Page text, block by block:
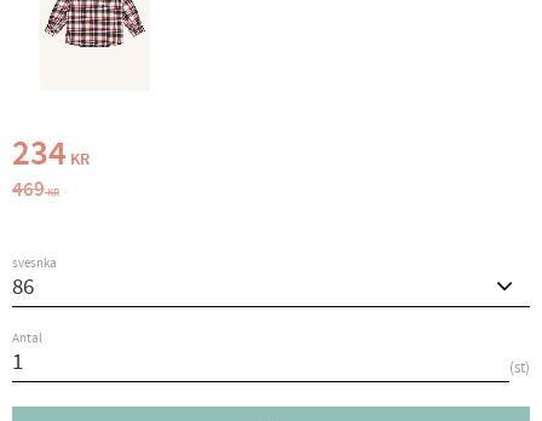
Nedsatt pris:
234 KR
Ordinarie pris:
469KR
svesnka
Antal
st